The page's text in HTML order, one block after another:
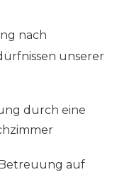
nach
unserer
durch eine
auf